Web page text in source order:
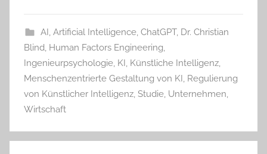
AI, Artificial Intelligence, ChatGPT, Dr. Christian
Blind, Human Factors Engineering,
Ingenieurpsychologie, KI, Künstliche Intelligenz,
Menschenzentrierte Gestaltung von KI, Regulierung
von Künstlicher Intelligenz, Studie, Unternehmen,
Wirtschaft